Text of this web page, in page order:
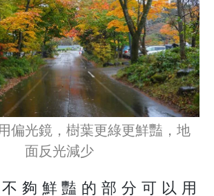
偏光鏡，樹葉更綠更鮮豔，地
面反光減少
夠鮮豔的部分可以用